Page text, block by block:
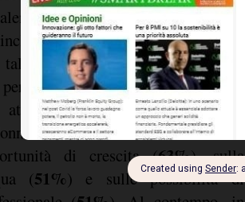
variegato favorisce l'empatia
contribuisce a ridurre il
( 40%). Nonostante questa
lacune significative. Le
dalle aziende per favorire
a ruoli di vertice si concentrano
di crescita (63%), sulla
(51%) e sulle possibilità di